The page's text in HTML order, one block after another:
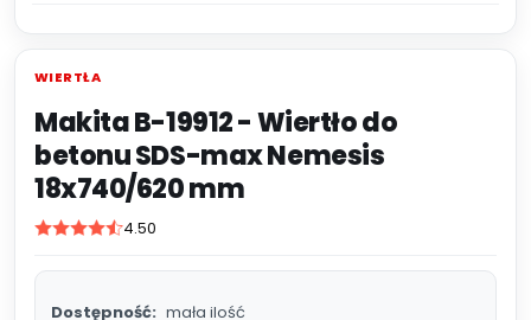
WIERTŁA
Makita B-19912 - Wiertło do
betonu SDS-max Nemesis
18x740/620 mm
4.50
Dostępność: mała ilość